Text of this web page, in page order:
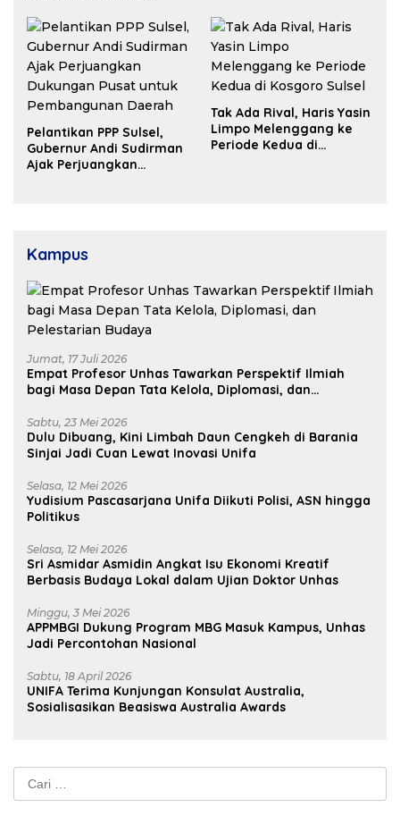
Pelantikan PPP Sulsel,
Gubernur Andi Sudirman
Ajak Perjuangkan
Tak Ada Rival, Haris Yasin
Limpo Melenggang ke
Periode Kedua di
Kampus
Jumat, 17 Juli 2026
Empat Profesor Unhas Tawarkan Perspektif Ilmiah
bagi Masa Depan Tata Kelola, Diplomasi, dan
Sabtu, 23 Mei 2026
Dulu Dibuang, Kini Limbah Daun Cengkeh di Barania
Sinjai Jadi Cuan Lewat Inovasi Unifa
Selasa, 12 Mei 2026
Yudisium Pascasarjana Unifa Diikuti Polisi, ASN hingga
Politikus
Selasa, 12 Mei 2026
Sri Asmidar Asmidin Angkat Isu Ekonomi Kreatif
Berbasis Budaya Lokal dalam Ujian Doktor Unhas
Minggu, 3 Mei 2026
APPMBGI Dukung Program MBG Masuk Kampus, Unhas
Jadi Percontohan Nasional
Sabtu, 18 April 2026
UNIFA Terima Kunjungan Konsulat Australia,
Sosialisasikan Beasiswa Australia Awards
Cari
untuk: